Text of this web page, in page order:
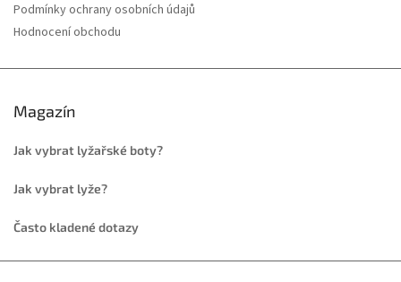
Podmínky ochrany osobních údajů
Hodnocení obchodu
Magazín
Jak vybrat lyžařské boty?
Jak vybrat lyže?
Často kladené dotazy